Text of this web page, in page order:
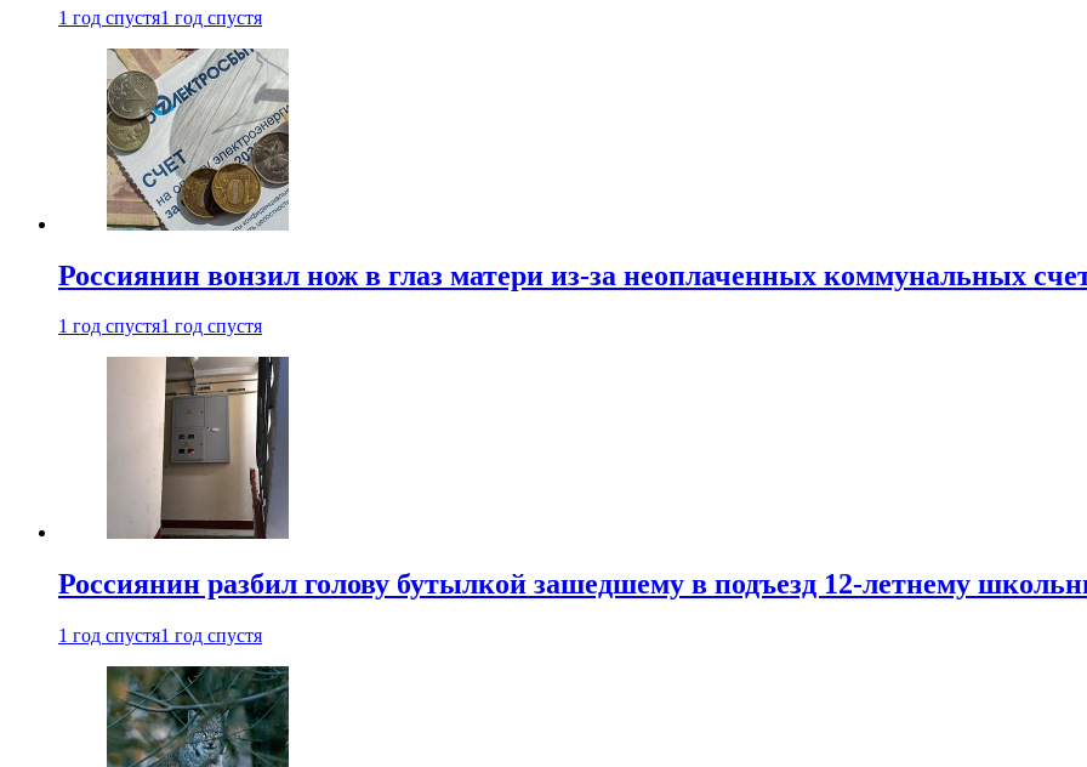
1 год спустя1 год спустя
Россиянин вонзил нож в глаз матери из-за неоплаченных коммунальных
1 год спустя1 год спустя
Россиянин разбил голову бутылкой зашедшему в подъезд 12-летнему
1 год спустя1 год спустя